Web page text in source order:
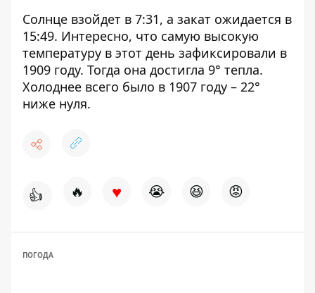
Солнце взойдет в 7:31, а закат ожидается в
15:49. Интересно, что самую высокую
температуру в этот день зафиксировали в
1909 году. Тогда она достигла 9° тепла.
Холоднее всего было в 1907 году – 22°
ниже нуля.
👍 🔥 ♥ 😭 😆 😡
ПОГОДА